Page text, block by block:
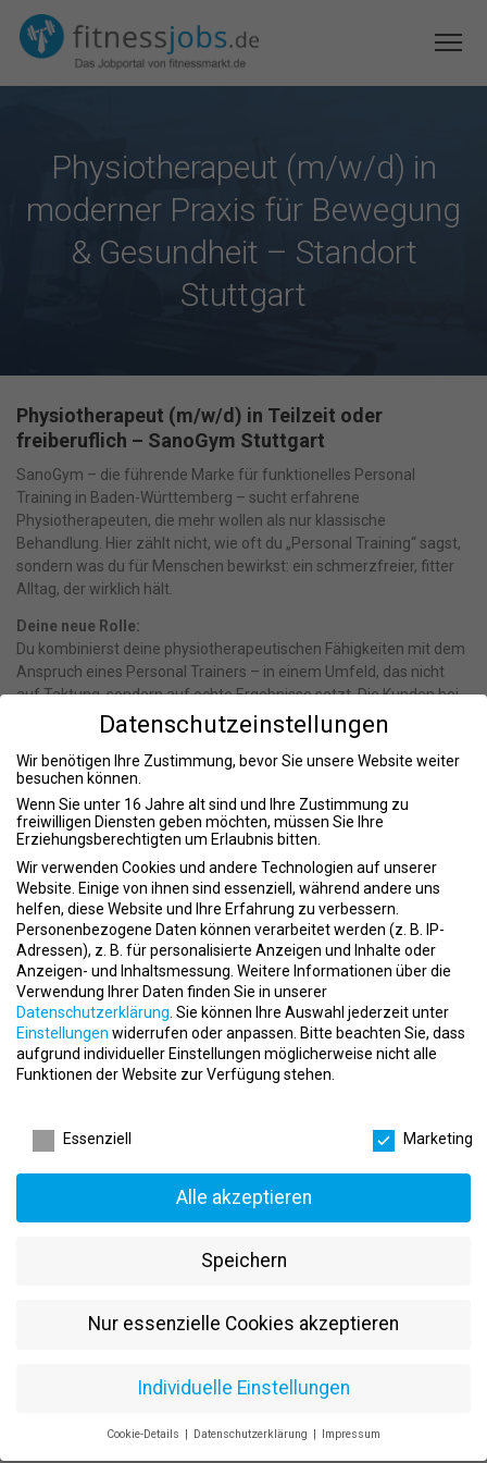
Physiotherapeut (m/w/d) in
moderner Praxis für Bewegung
& Gesundheit – Standort
Stuttgart
Physiotherapeut (m/w/d) in Teilzeit oder
freiberuflich – SanoGym Stuttgart
SanoGym – die führende Marke für funktionelles Personal
Training in Baden-Württemberg – sucht erfahrene
Physiotherapeuten, die mehr wollen als nur klassische
Behandlung. Hier zählt nicht, wie oft du „Personal Training“ sagst,
sondern was du für Menschen bewirkst: ein schmerzfreier, fitter
Alltag, der wirklich hält.
Deine neue Rolle:
Du kombinierst deine physiotherapeutischen Fähigkeiten mit dem
Anspruch eines Personal Trainers – in einem Umfeld, das nicht
auf Taktung, sondern auf echte Ergebnisse setzt. Die Kunden bei
SanoGym sind motiviert, wollen sich bewegen, doch Schmerzen
oder Einschränkungen bremsen sie aus. Genau da kommst du ins
Spiel.
Das solltest du mitbringen:
Leidenschaft für Bewegung:Du liebst deinen Job – nicht, weil
du musst, sondern weil du willst.
Anatomisches Know-how: Du verstehst den menschlichen
Körper tiefgehend und nutzt dieses Wissen praktisch.
Erfahrung als Trainer:Du hast dein Fachwissen schon
erfolgreich ins Personal Training eingebracht.
Struktur & Teamgeist:Du organisierst dich selbst, fühlst dich
aber in einem wertschätzenden Team zu Hause.
Langfristige Perspektive:Du suchst keine Übergangslösung,
Das erwartet dich bei SanoGym in Stuttgart:
Tägliche Weiterentwicklung:Durch die hauseigene Akademie
und im direkten Austausch mit Experten.
funktionelles Training – auch für dein eigenes Workout nutzbar.
Zuschläge (z. B. +50 % am Sonntag).
Kommunikation und echtes Teamgefühl.
Dann sende deine Bewerbung an:
Datenschutzeinstellungen
Wir benötigen Ihre Zustimmung, bevor Sie unsere Website weiter
besuchen können.
Wenn Sie unter 16 Jahre alt sind und Ihre Zustimmung zu
freiwilligen Diensten geben möchten, müssen Sie Ihre
Erziehungsberechtigten um Erlaubnis bitten.
Wir verwenden Cookies und andere Technologien auf unserer
Website. Einige von ihnen sind essenziell, während andere uns
helfen, diese Website und Ihre Erfahrung zu verbessern.
Personenbezogene Daten können verarbeitet werden (z. B. IP-
Adressen), z. B. für personalisierte Anzeigen und Inhalte oder
Anzeigen- und Inhaltsmessung. Weitere Informationen über die
Verwendung Ihrer Daten finden Sie in unserer
Datenschutzerklärung Sie können Ihre Auswahl jederzeit unter
Einstellungen widerrufen oder anpassen. Bitte beachten Sie, dass
aufgrund individueller Einstellungen möglicherweise nicht alle
Funktionen der Website zur Verfügung stehen.
Essenziell
Marketing
Alle akzeptieren
Speichern
Nur essenzielle Cookies akzeptieren
Individuelle Einstellungen
Cookie-Details Datenschutzerklärung Impressum